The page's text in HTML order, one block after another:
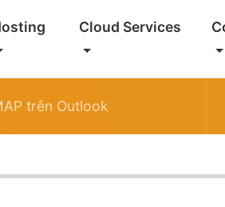
Cloud Services
trên Outlook